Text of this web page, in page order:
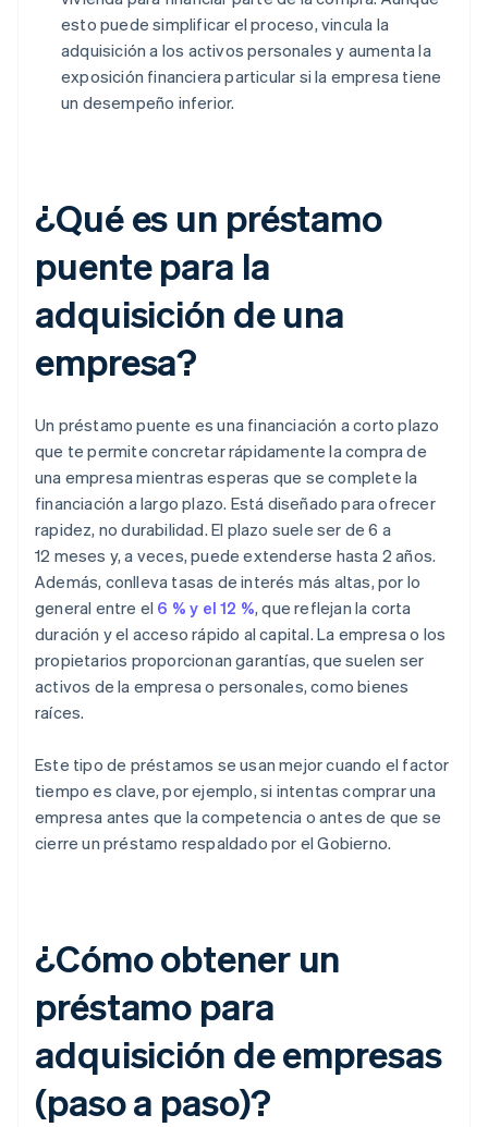
esto puede simplificar el proceso, vincula la
adquisición a los activos personales y aumenta la
exposición financiera particular si la empresa tiene
un desempeño inferior.
¿Qué es un préstamo
puente para la
adquisición de una
empresa?
Un préstamo puente es una financiación a corto plazo
que te permite concretar rápidamente la compra de
una empresa mientras esperas que se complete la
financiación a largo plazo. Está diseñado para ofrecer
rapidez, no durabilidad. El plazo suele ser de 6 a
12 meses y, a veces, puede extenderse hasta 2 años.
Además, conlleva tasas de interés más altas, por lo
general entre el 6 % y el 12 %, que reflejan la corta
duración y el acceso rápido al capital. La empresa o los
propietarios proporcionan garantías, que suelen ser
activos de la empresa o personales, como bienes
raíces.
Este tipo de préstamos se usan mejor cuando el factor
tiempo es clave, por ejemplo, si intentas comprar una
empresa antes que la competencia o antes de que se
cierre un préstamo respaldado por el Gobierno.
¿Cómo obtener un
préstamo para
adquisición de empresas
(paso a paso)?